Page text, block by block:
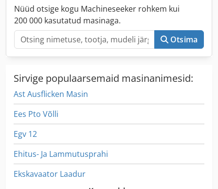
Nüüd otsige kogu Machineseeker rohkem kui
200 000 kasutatud masinaga.
Otsima
Sirvige populaarsemaid masinanimesid:
Ast Ausflicken Masin
Ees Pto Võlli
Egv 12
Ehitus- Ja Lammutusprahi
Ekskavaator Laadur